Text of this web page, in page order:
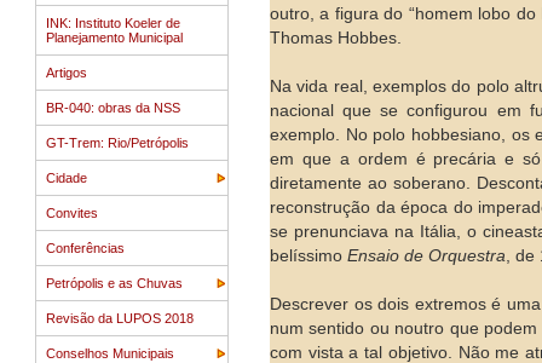
INK: Instituto Koeler de
Planejamento Municipal
Artigos
BR-040: obras da NSS
GT-Trem: Rio/Petrópolis
Cidade
Convites
Conferências
Petrópolis e as Chuvas
Revisão da LUPOS 2018
Conselhos Municipais
outro, a figura do “homem lobo
Thomas Hobbes.
Na vida real, exemplos do polo
nacional que se configurou em
exemplo. No polo hobbesiano, os
em que a ordem é precária e
diretamente ao soberano.
reconstrução da época do
se prenunciava na Itália, o
belíssimo Ensaio de Orquestra, de
Descrever os dois extremos é
num sentido ou noutro que
com vista a tal objetivo. Não me